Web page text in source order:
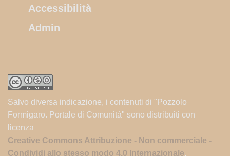
Accessibilità
Admin
Salvo diversa indicazione, i contenuti di "Pozzolo
Formigaro. Portale di Comunità" sono distribuiti con
licenza
Creative Commons Attribuzione - Non commerciale -
Condividi allo stesso modo 4.0 Internazionale.